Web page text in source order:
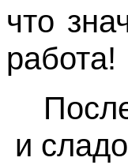
что
работа!
и